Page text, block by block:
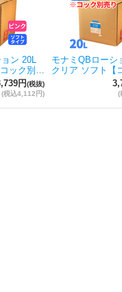
ン 20L
ック別…
円(税抜)
(税込4,112円)
モナミQBローシ
クリア ソフト【
(